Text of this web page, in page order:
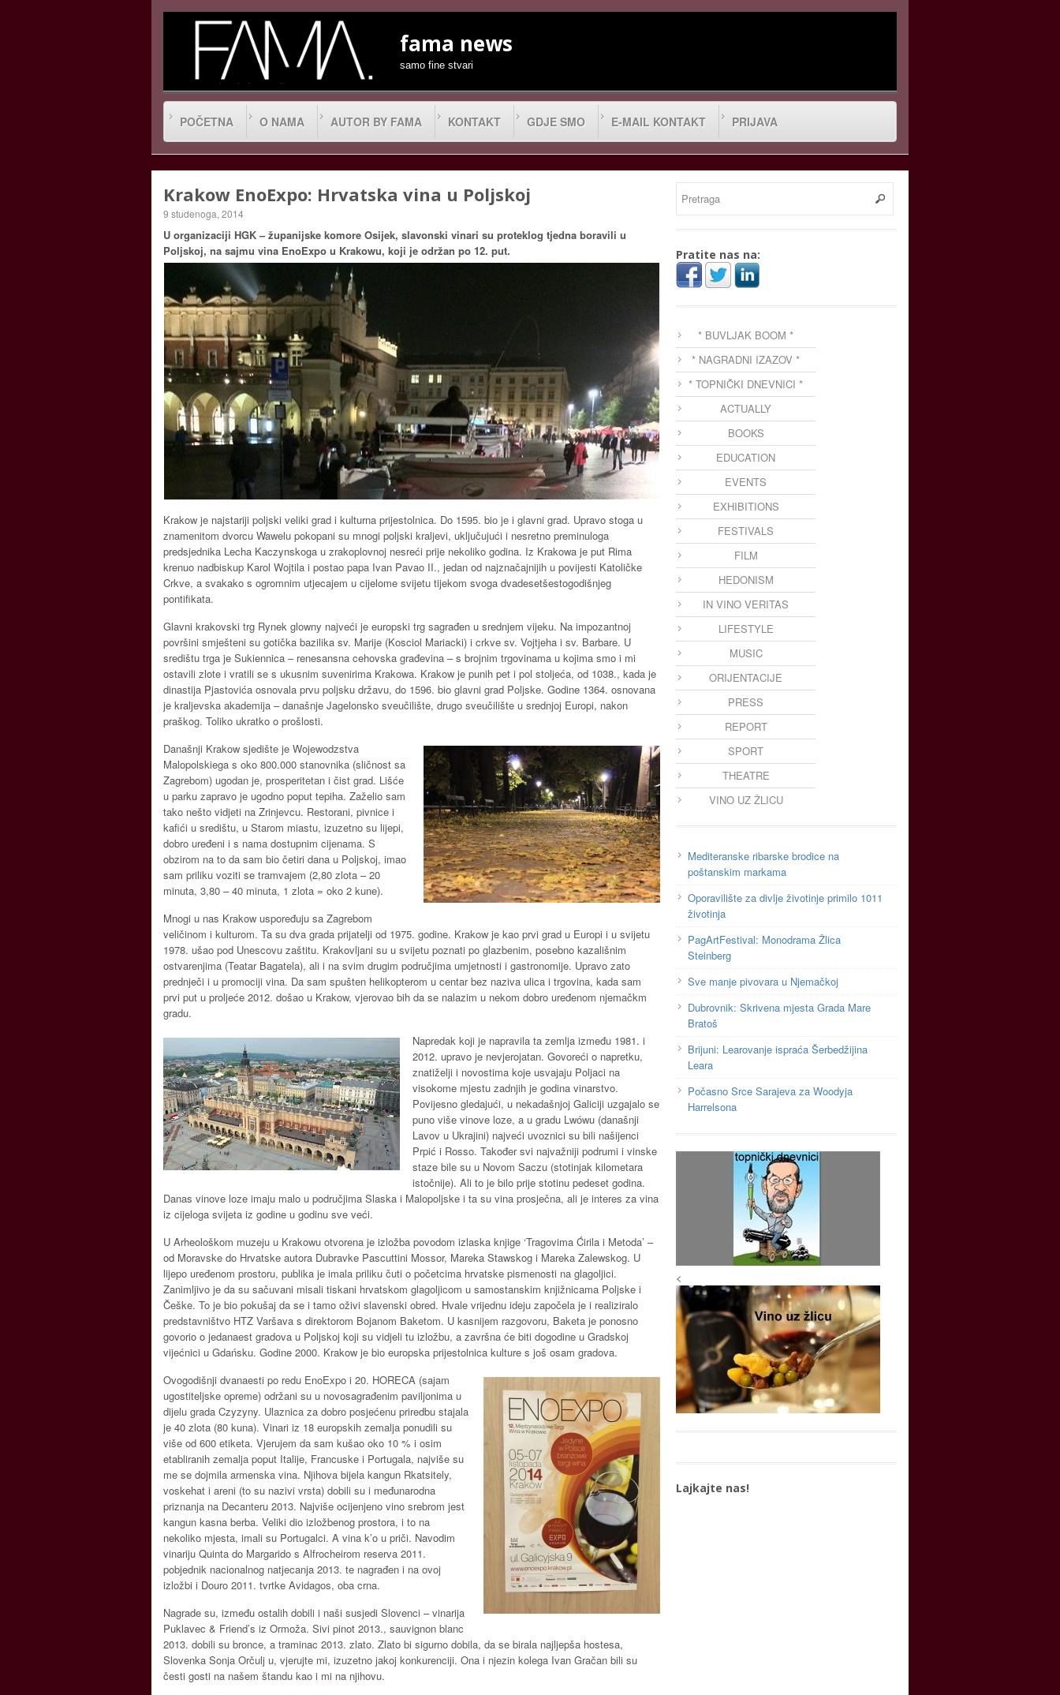
fama news
samo fine stvari
POČETNA O NAMA AUTOR BY FAMA KONTAKT GDJE SMO E-MAIL KONTAKT PRIJAVA
Krakow EnoExpo: Hrvatska vina u Poljskoj
9 studenoga, 2014
U organizaciji HGK – županijske komore Osijek, slavonski vinari su proteklog tjedna boravili u
Poljskoj, na sajmu vina EnoExpo u Krakowu, koji je održan po 12. put.
Krakow je najstariji poljski veliki grad i kulturna prijestolnica. Do 1595. bio je i glavni grad. Upravo stoga u
znamenitom dvorcu Wawelu pokopani su mnogi poljski kraljevi, uključujući i nesretno preminuloga
predsjednika Lecha Kaczynskoga u zrakoplovnoj nesreći prije nekoliko godina. Iz Krakowa je put Rima
krenuo nadbiskup Karol Wojtila i postao papa Ivan Pavao II., jedan od najznačajnijih u povijesti Katoličke
Crkve, a svakako s ogromnim utjecajem u cijelome svijetu tijekom svoga dvadesetšestogodišnjeg
pontifikata.
Glavni krakovski trg Rynek glowny najveći je europski trg sagrađen u srednjem vijeku. Na impozantnoj
površini smješteni su gotička bazilika sv. Marije (Kosciol Mariacki) i crkve sv. Vojtjeha i sv. Barbare. U
središtu trga je Sukiennica – renesansna cehovska građevina – s brojnim trgovinama u kojima smo i mi
ostavili zlote i vratili se s ukusnim suvenirima Krakowa. Krakow je punih pet i pol stoljeća, od 1038., kada je
dinastija Pjastovića osnovala prvu poljsku državu, do 1596. bio glavni grad Poljske. Godine 1364. osnovana
je kraljevska akademija – današnje Jagelonsko sveučilište, drugo sveučilište u srednjoj Europi, nakon
praškog. Toliko ukratko o prošlosti.
Današnji Krakow sjedište je Wojewodzstva
Malopolskiega s oko 800.000 stanovnika (sličnost sa
Zagrebom) ugodan je, prosperitetan i čist grad. Lišće
u parku zapravo je ugodno poput tepiha. Zaželio sam
tako nešto vidjeti na Zrinjevcu. Restorani, pivnice i
kafići u središtu, u Starom miastu, izuzetno su lijepi,
dobro uređeni i s nama dostupnim cijenama. S
obzirom na to da sam bio četiri dana u Poljskoj, imao
sam priliku voziti se tramvajem (2,80 zlota – 20
minuta, 3,80 – 40 minuta, 1 zlota = oko 2 kune).
Mnogi u nas Krakow uspoređuju sa Zagrebom
veličinom i kulturom. Ta su dva grada prijatelji od 1975. godine. Krakow je kao prvi grad u Europi i u svijetu
1978. ušao pod Unescovu zaštitu. Krakovljani su u svijetu poznati po glazbenim, posebno kazališnim
ostvarenjima (Teatar Bagatela), ali i na svim drugim područjima umjetnosti i gastronomije. Upravo zato
prednječi i u promociji vina. Da sam spušten helikopterom u centar bez naziva ulica i trgovina, kada sam
prvi put u proljeće 2012. došao u Krakow, vjerovao bih da se nalazim u nekom dobro uređenom njemačkm
gradu.
Napredak koji je napravila ta zemlja između 1981. i
2012. upravo je nevjerojatan. Govoreći o napretku,
znatiželji i novostima koje usvajaju Poljaci na
visokome mjestu zadnjih je godina vinarstvo.
Povijesno gledajući, u nekadašnjoj Galiciji uzgajalo se
puno više vinove loze, a u gradu Lwówu (današnji
Lavov u Ukrajini) najveći uvoznici su bili našijenci
Prpić i Rosso. Također svi najvažniji podrumi i vinske
staze bile su u Novom Saczu (stotinjak kilometara
istočnije). Ali to je bilo prije stotinu pedeset godina.
Danas vinove loze imaju malo u područjima Slaska i Malopoljske i ta su vina prosječna, ali je interes za vina
iz cijeloga svijeta iz godine u godinu sve veći.
U Arheološkom muzeju u Krakowu otvorena je izložba povodom izlaska knjige ‘Tragovima Ćirila i Metoda’ –
od Moravske do Hrvatske autora Dubravke Pascuttini Mossor, Mareka Stawskog i Mareka Zalewskog. U
lijepo uređenom prostoru, publika je imala priliku čuti o početcima hrvatske pismenosti na glagoljici.
Zanimljivo je da su sačuvani misali tiskani hrvatskom glagoljicom u samostanskim knjižnicama Poljske i
Češke. To je bio pokušaj da se i tamo oživi slavenski obred. Hvale vrijednu ideju započela je i realiziralo
predstavništvo HTZ Varšava s direktorom Bojanom Baketom. U kasnijem razgovoru, Baketa je ponosno
govorio o jedanaest gradova u Poljskoj koji su vidjeli tu izložbu, a završna će biti dogodine u Gradskoj
vijećnici u Gdańsku. Godine 2000. Krakow je bio europska prijestolnica kulture s još osam gradova.
Ovogodišnji dvanaesti po redu EnoExpo i 20. HORECA (sajam
ugostiteljske opreme) održani su u novosagrađenim paviljonima u
dijelu grada Czyzyny. Ulaznica za dobro posjećenu priredbu stajala
je 40 zlota (80 kuna). Vinari iz 18 europskih zemalja ponudili su
više od 600 etiketa. Vjerujem da sam kušao oko 10 % i osim
etabliranih zemalja poput Italije, Francuske i Portugala, najviše su
me se dojmila armenska vina. Njihova bijela kangun Rkatsitely,
voskehat i areni (to su nazivi vrsta) dobili su i međunarodna
priznanja na Decanteru 2013. Najviše ocijenjeno vino srebrom jest
kangun kasna berba. Veliki dio izložbenog prostora, i to na
nekoliko mjesta, imali su Portugalci. A vina k’o u priči. Navodim
vinariju Quinta do Margarido s Alfrocheirom reserva 2011.
pobjednik nacionalnog natjecanja 2013. te nagrađen i na ovoj
izložbi i Douro 2011. tvrtke Avidagos, oba crna.
Nagrade su, između ostalih dobili i naši susjedi Slovenci – vinarija
Puklavec & Friend’s iz Ormoža. Sivi pinot 2013., sauvignon blanc
2013. dobili su bronce, a traminac 2013. zlato. Zlato bi sigurno dobila, da se birala najljepša hostesa,
Slovenka Sonja Orčulj u, vjerujte mi, izuzetno jakoj konkurenciji. Ona i njezin kolega Ivan Gračan bili su
česti gosti na našem štandu kao i mi na njihovu.
Pratite nas na:
* BUVLJAK BOOM *
* NAGRADNI IZAZOV *
* TOPNIČKI DNEVNICI *
ACTUALLY
BOOKS
EDUCATION
EVENTS
EXHIBITIONS
FESTIVALS
FILM
HEDONISM
IN VINO VERITAS
LIFESTYLE
MUSIC
ORIJENTACIJE
PRESS
REPORT
SPORT
THEATRE
VINO UZ ŽLICU
Mediteranske ribarske brodice na
poštanskim markama
Oporavilište za divlje životinje primilo 1011
životinja
PagArtFestival: Monodrama Žlica
Steinberg
Sve manje pivovara u Njemačkoj
Dubrovnik: Skrivena mjesta Grada Mare
Bratoš
Brijuni: Learovanje ispraća Šerbedžijina
Leara
Počasno Srce Sarajeva za Woodyja
Harrelsona
<
Lajkajte nas!